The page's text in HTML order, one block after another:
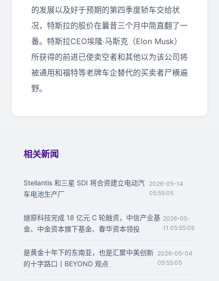
的发展以及好于预期的第四季度轿车交给状
况，特斯拉的股价在曩昔三个月中简直翻了一
番。特斯拉CEO埃隆·马斯克（Elon Musk）
所获得的前进已使卖空者和其他以为该公司将
被通用和福特等老牌车企替代的买卖者尸横遍
野。
相关新闻
Stellantis 和三星 SDI 将合资建立电动汽
车电池生产厂
2026-05-14
05:55:05
燧原科技完成 18 亿元 C 轮融资，中信产业基
金、中金资本旗下基金、春华资本领投
2026-05-
11 05:55:05
是黄金十年下的东南亚，也是汇聚中美创新
的十字路口丨BEYOND 观点
2026-05-04
05:55:05